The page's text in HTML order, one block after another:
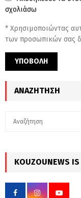
σχολιάσω
* Χρησιμοποιώντας
των προσωπικών σας
ΑΝΑΖΉΤΗΣΗ
h
f
KOUZOUNEWS